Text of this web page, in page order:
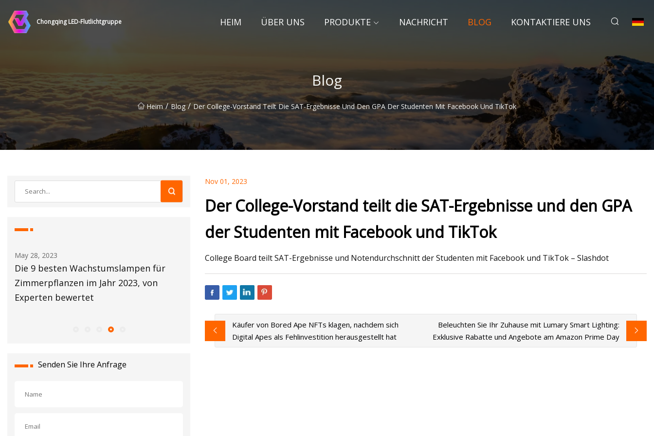
Chongqing LED-Flutlichtgruppe HEIM ÜBER UNS PRODUKTE NACHRICHT BLOG KONTAKTIERE UNS
Blog
Heim / Blog / Der College-Vorstand Teilt Die SAT-Ergebnisse Und Den GPA Der Studenten Mit Facebook Und TikTok
May 28, 2023
Die 9 besten Wachstumslampen für
Zimmerpflanzen im Jahr 2023, von
Experten bewertet
May 29, 2023
2K-Flutlicht-Überwachungskamera
(W452ASD).
May 25, 2023
Vorrat an Zubehör
Senden Sie Ihre Anfrage
Nov 01, 2023
Der College-Vorstand teilt die SAT-Ergebnisse und den GPA
der Studenten mit Facebook und TikTok
College Board teilt SAT-Ergebnisse und Notendurchschnitt der Studenten mit Facebook und TikTok – Slashdot
Käufer von Bored Ape NFTs klagen, nachdem sich
Digital Apes als Fehlinvestition herausgestellt hat
Beleuchten Sie Ihr Zuhause mit Lumary Smart Lighting:
Exklusive Rabatte und Angebote am Amazon Prime Day